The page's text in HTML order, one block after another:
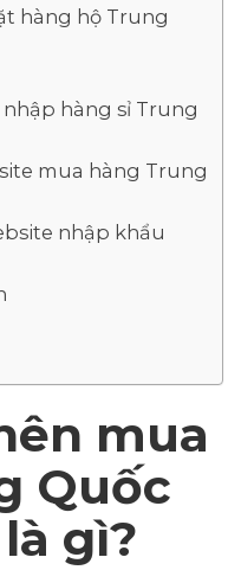
hàng hộ Trung
nhập hàng sỉ Trung
mua hàng Trung
nhập khẩu
mua
Quốc
gì?